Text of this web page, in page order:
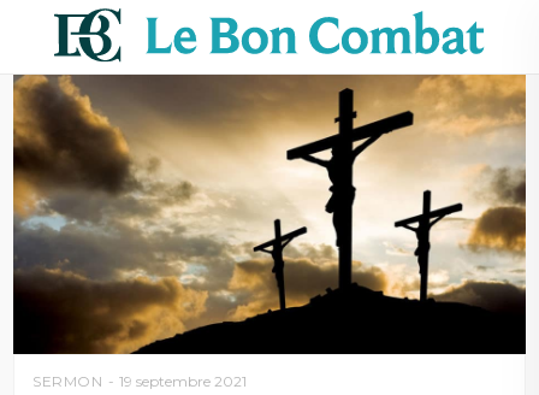
SERMON 19 septembre 2021